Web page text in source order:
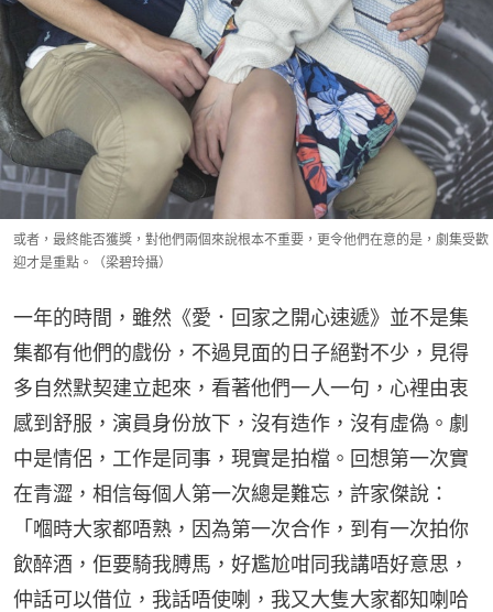
或者，最終能否獲獎，對他們兩個來說根本不重要，更令他們在意的是，劇集受歡
迎才是重點。（梁碧玲攝）
一年的時間，雖然《愛．回家之開心速遞》並不是集
集都有他們的戲份，不過見面的日子絕對不少，見得
多自然默契建立起來，看著他們一人一句，心裡由衷
感到舒服，演員身份放下，沒有造作，沒有虛偽。劇
中是情侶，工作是同事，現實是拍檔。回想第一次實
在青澀，相信每個人第一次總是難忘，許家傑說：
「嗰時大家都唔熟，因為第一次合作，到有一次拍你
飲醉酒，佢要騎我膊馬，好尷尬咁同我講唔好意思，
仲話可以借位，我話唔使喇，我又大隻大家都知喇哈